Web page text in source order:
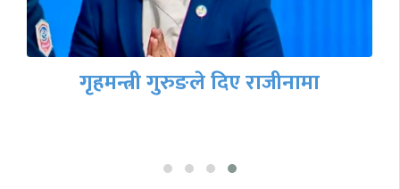
गृहमन्त्री गुरुङले दिए राजीनामा